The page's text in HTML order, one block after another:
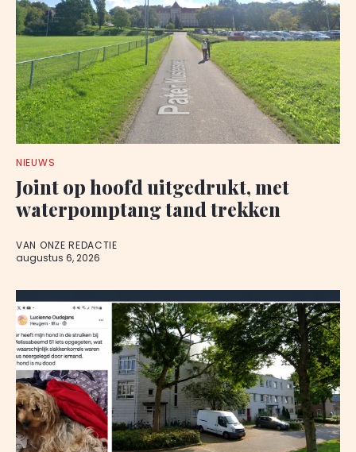
NIEUWS
Joint op hoofd uitgedrukt, met
waterpomptang tand trekken
VAN ONZE REDACTIE
augustus 6, 2026